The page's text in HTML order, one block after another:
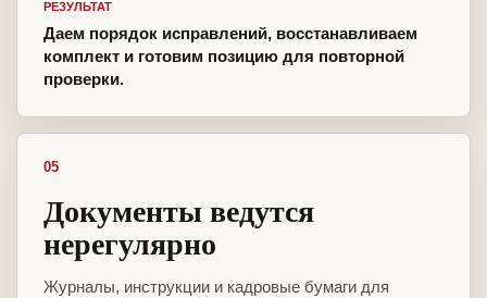
РЕЗУЛЬТАТ
Даем порядок исправлений, восстанавливаем
комплект и готовим позицию для повторной
проверки.
05
Документы ведутся
нерегулярно
Журналы, инструкции и кадровые бумаги для